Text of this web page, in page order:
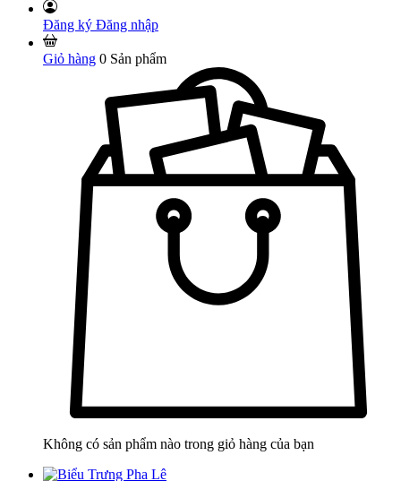
Đăng ký Đăng nhập
Giỏ hàng 0 Sản phẩm
Không có sản phẩm nào trong giỏ hàng của bạn